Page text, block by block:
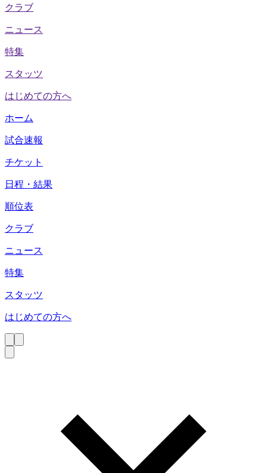
クラブ
ニュース
特集
スタッツ
はじめての方へ
ホーム
試合速報
チケット
日程・結果
順位表
クラブ
ニュース
特集
スタッツ
はじめての方へ